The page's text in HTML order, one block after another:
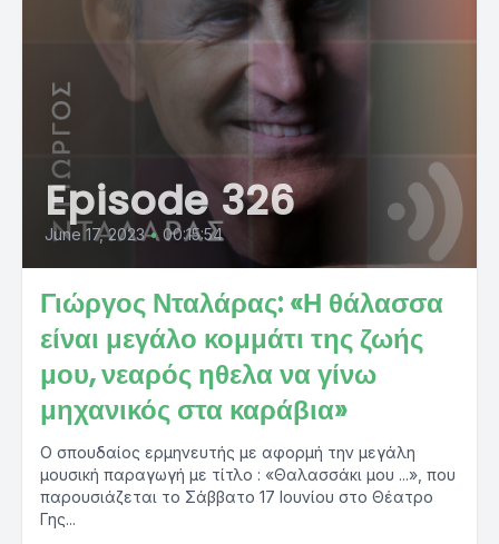
Episode 326
June 17, 2023 • 00:15:54
Γιώργος Νταλάρας: «Η θάλασσα
είναι μεγάλο κομμάτι της ζωής
μου, νεαρός ηθελα να γίνω
μηχανικός στα καράβια»
Ο σπουδαίος ερμηνευτής με αφορμή την μεγάλη
μουσική παραγωγή με τίτλο : «Θαλασσάκι μου ...», που
παρουσιάζεται το Σάββατο 17 Ιουνίου στο Θέατρο
Γης...